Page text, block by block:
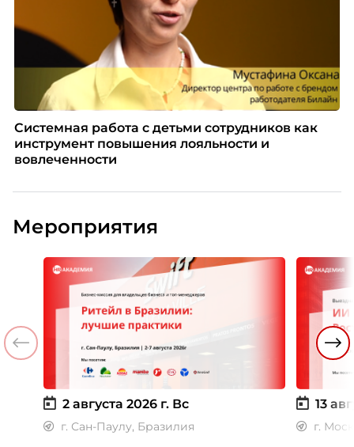
Системная работа с детьми сотрудников как
инструмент повышения лояльности и
вовлеченности
Мероприятия
2 августа 2026 г. Вс
г. Сан-Паулу, Бразилия
13
г.